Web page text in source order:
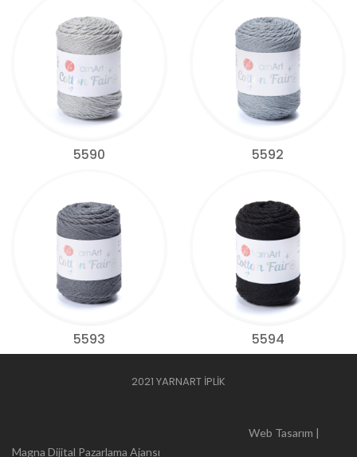
5590 5592
5593 5594
2021 YARNART İPLİK
Web Tasarım |
Magna Dijital Pazarlama Ajansı